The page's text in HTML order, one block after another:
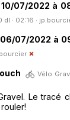
07/2022 à
· 02:16 ·
07/2022 à
Vélo
Le tracé